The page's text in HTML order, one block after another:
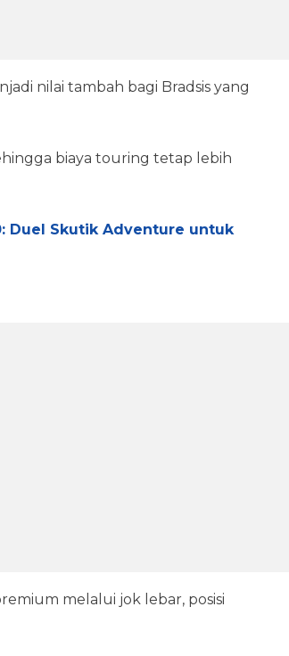
nilai tambah bagi Bradsis yang
biaya touring tetap lebih
Duel Skutik Adventure untuk
melalui jok lebar, posisi